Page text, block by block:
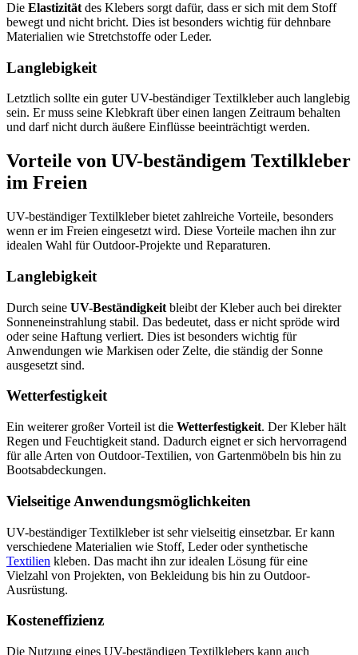
Die Elastizität des Klebers sorgt dafür, dass er sich mit dem Stoff
bewegt und nicht bricht. Dies ist besonders wichtig für dehnbare
Materialien wie Stretchstoffe oder Leder.
Langlebigkeit
Letztlich sollte ein guter UV-beständiger Textilkleber auch langlebig
sein. Er muss seine Klebkraft über einen langen Zeitraum behalten
und darf nicht durch äußere Einflüsse beeinträchtigt werden.
Vorteile von UV-beständigem Textilkleber
im Freien
UV-beständiger Textilkleber bietet zahlreiche Vorteile, besonders
wenn er im Freien eingesetzt wird. Diese Vorteile machen ihn zur
idealen Wahl für Outdoor-Projekte und Reparaturen.
Langlebigkeit
Durch seine UV-Beständigkeit bleibt der Kleber auch bei direkter
Sonneneinstrahlung stabil. Das bedeutet, dass er nicht spröde wird
oder seine Haftung verliert. Dies ist besonders wichtig für
Anwendungen wie Markisen oder Zelte, die ständig der Sonne
ausgesetzt sind.
Wetterfestigkeit
Ein weiterer großer Vorteil ist die Wetterfestigkeit. Der Kleber hält
Regen und Feuchtigkeit stand. Dadurch eignet er sich hervorragend
für alle Arten von Outdoor-Textilien, von Gartenmöbeln bis hin zu
Bootsabdeckungen.
Vielseitige Anwendungsmöglichkeiten
UV-beständiger Textilkleber ist sehr vielseitig einsetzbar. Er kann
verschiedene Materialien wie Stoff, Leder oder synthetische
Textilien kleben. Das macht ihn zur idealen Lösung für eine
Vielzahl von Projekten, von Bekleidung bis hin zu Outdoor-
Ausrüstung.
Kosteneffizienz
Die Nutzung eines UV-beständigen Textilklebers kann auch